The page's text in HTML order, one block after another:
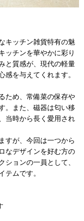
キッチン雑貨特有の魅
ッチンを華やかに彩り
と質感が、現代の軽量
を与えてくれます。
ため、常備菜の保存や
。また、磁器は匂い移
当時から長く愛用され
すが、今回は一つから
なデザインを好む方の
ョンの一員として、
テムです。